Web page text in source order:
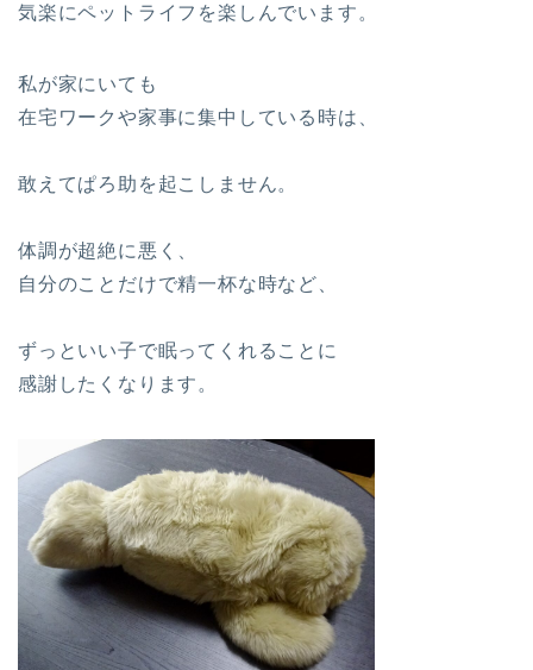
気楽にペットライフを楽しんでいます。
私が家にいても
在宅ワークや家事に集中している時は、
敢えてぱろ助を起こしません。
体調が超絶に悪く、
自分のことだけで精一杯な時など、
ずっといい子で眠ってくれることに
感謝したくなります。